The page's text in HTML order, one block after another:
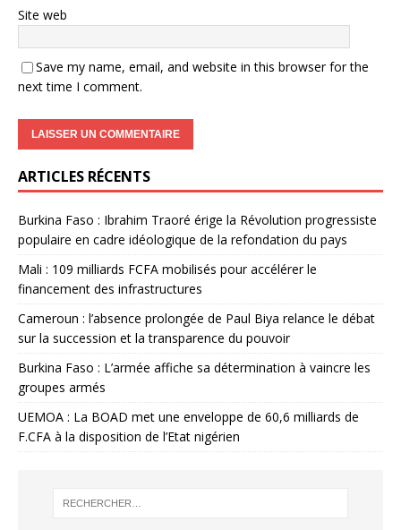
Site web
Save my name, email, and website in this browser for the
next time I comment.
ARTICLES RÉCENTS
Burkina Faso : Ibrahim Traoré érige la Révolution progressiste
populaire en cadre idéologique de la refondation du pays
Mali : 109 milliards FCFA mobilisés pour accélérer le
financement des infrastructures
Cameroun : l’absence prolongée de Paul Biya relance le débat
sur la succession et la transparence du pouvoir
Burkina Faso : L’armée affiche sa détermination à vaincre les
groupes armés
UEMOA : La BOAD met une enveloppe de 60,6 milliards de
F.CFA à la disposition de l’Etat nigérien